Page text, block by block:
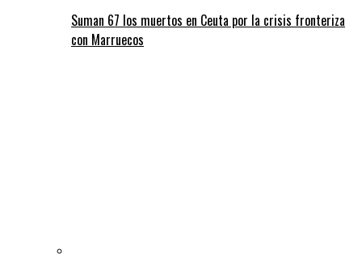
Suman 67 los muertos en Ceuta por la crisis fronteriza
con Marruecos